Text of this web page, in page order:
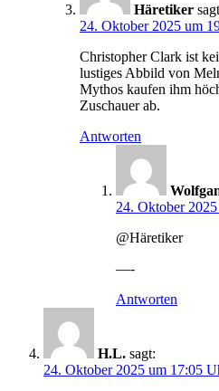
Häretiker
24. Oktober 2025 um
Christopher Clark ist
lustiges Abbild von
Mythos kaufen ihm
Zuschauer ab.
Antworten
24. Oktober
@Häretiker
—-
Antworten
H.L. sagt:
24. Oktober 2025 um 17:05